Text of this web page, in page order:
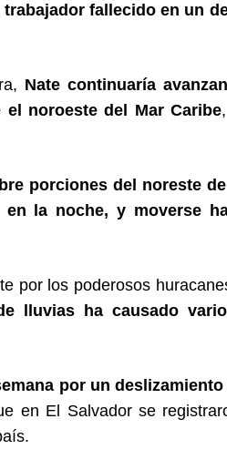
trabajador fallecido en un
Nate continuaría
noroeste del Mar Caribe
porciones del noreste
la noche, y moverse
por los poderosos
lluvias ha causado
por un
en El Salvador se